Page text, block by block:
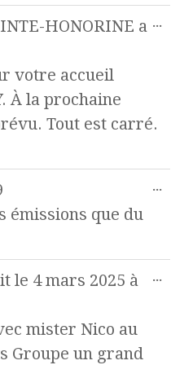
HONORINE a
votre accueil
À la prochaine
Tout est carré.
...
émissions que du
...
le 4 mars 2025 à
mister Nico au
Groupe un grand
...